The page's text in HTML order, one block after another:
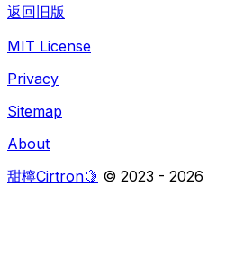
返回旧版
MIT License
Privacy
Sitemap
About
甜檸Cirtron🍋 © 2023 - 2026